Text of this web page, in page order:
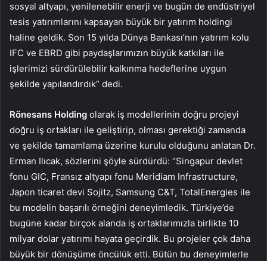
sosyal altyapı, yenilenebilir enerji ve bugün de endüstriyel
tesis yatırımlarını kapsayan büyük bir yatırım holdingi
haline geldik. Son 15 yılda Dünya Bankası’nın yatırım kolu
IFC ve EBRD gibi paydaşlarımızın büyük katkıları ile
işlerimizi sürdürülebilir kalkınma hedeflerine uygun
şekilde yapılandırdık” dedi.
Rönesans Holding olarak iş modellerinin doğru projeyi
doğru iş ortakları ile geliştirip, olması gerektiği zamanda
ve şekilde tamamlama üzerine kurulu olduğunu anlatan Dr.
Erman Ilıcak, sözlerini şöyle sürdürdü: “Singapur devlet
fonu GIC, Fransız altyapı fonu Meridiam Infrastructure,
Japon ticaret devi Sojitz, Samsung C&T, TotalEnergies ile
bu modelin başarılı örneğini deneyimledik. Türkiye’de
bugüne kadar birçok alanda iş ortaklarımızla birlikte 10
milyar dolar yatırımı hayata geçirdik. Bu projeler çok daha
büyük bir dönüşüme öncülük etti. Bütün bu deneyimlerle